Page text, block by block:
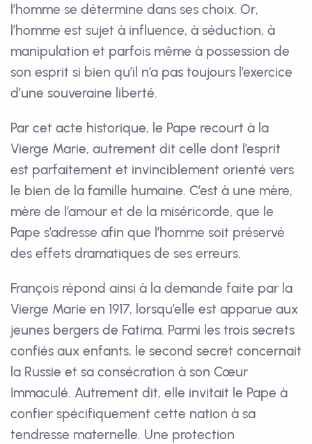
l’homme se détermine dans ses choix. Or,
l’homme est sujet à influence, à séduction, à
manipulation et parfois même à possession de
son esprit si bien qu’il n’a pas toujours l’exercice
d’une souveraine liberté.
Par cet acte historique, le Pape recourt à la
Vierge Marie, autrement dit celle dont l’esprit
est parfaitement et invinciblement orienté vers
le bien de la famille humaine. C’est à une mère,
mère de l’amour et de la miséricorde, que le
Pape s’adresse afin que l’homme soit préservé
des effets dramatiques de ses erreurs.
François répond ainsi à la demande faite par la
Vierge Marie en 1917, lorsqu’elle est apparue aux
jeunes bergers de Fatima. Parmi les trois secrets
confiés aux enfants, le second secret concernait
la Russie et sa consécration à son Cœur
Immaculé. Autrement dit, elle invitait le Pape à
confier spécifiquement cette nation à sa
tendresse maternelle. Une protection